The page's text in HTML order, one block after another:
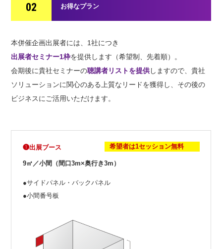
02
お得なプラン
本併催企画出展者には、1社につき
出展者セミナー1枠を提供します（希望制、先着順）。
会期後に貴社セミナーの聴講者リストを提供しますので、貴社
ソリューションに関心のある上質なリードを獲得し、その後の
ビジネスにご活用いただけます。
❶出展ブース
9㎡／小間（間口3m×奥行き3m）
●サイドパネル・バックパネル
●小間番号板
希望者は1セッション無料